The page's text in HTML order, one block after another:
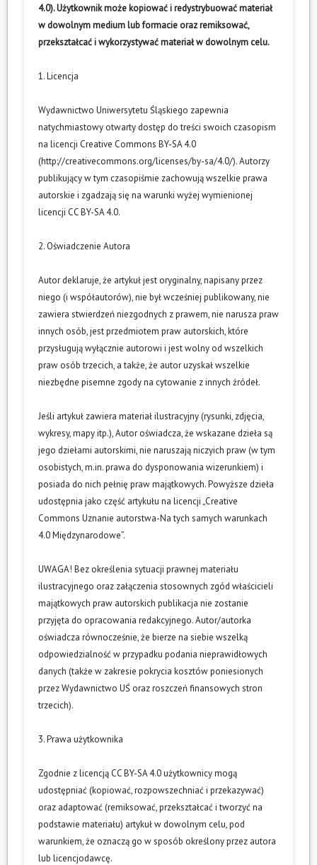
4.0). Użytkownik może kopiować i redystrybuować materiał
w dowolnym medium lub formacie oraz remiksować,
przekształcać i wykorzystywać materiał w dowolnym celu.
1. Licencja
Wydawnictwo Uniwersytetu Śląskiego zapewnia
natychmiastowy otwarty dostęp do treści swoich czasopism
na licencji Creative Commons BY-SA 4.0
(http://creativecommons.org/licenses/by-sa/4.0/). Autorzy
publikujący w tym czasopiśmie zachowują wszelkie prawa
autorskie i zgadzają się na warunki wyżej wymienionej
licencji CC BY-SA 4.0.
2. Oświadczenie Autora
Autor deklaruje, że artykuł jest oryginalny, napisany przez
niego (i współautorów), nie był wcześniej publikowany, nie
zawiera stwierdzeń niezgodnych z prawem, nie narusza praw
innych osób, jest przedmiotem praw autorskich, które
przysługują wyłącznie autorowi i jest wolny od wszelkich
praw osób trzecich, a także, że autor uzyskał wszelkie
niezbędne pisemne zgody na cytowanie z innych źródeł.
Jeśli artykuł zawiera materiał ilustracyjny (rysunki, zdjęcia,
wykresy, mapy itp.), Autor oświadcza, że wskazane dzieła są
jego dziełami autorskimi, nie naruszają niczyich praw (w tym
osobistych, m.in. prawa do dysponowania wizerunkiem) i
posiada do nich pełnię praw majątkowych. Powyższe dzieła
udostępnia jako część artykułu na licencji „Creative
Commons Uznanie autorstwa-Na tych samych warunkach
4.0 Międzynarodowe”.
UWAGA! Bez określenia sytuacji prawnej materiału
ilustracyjnego oraz załączenia stosownych zgód właścicieli
majątkowych praw autorskich publikacja nie zostanie
przyjęta do opracowania redakcyjnego. Autor/autorka
oświadcza równocześnie, że bierze na siebie wszelką
odpowiedzialność w przypadku podania nieprawidłowych
danych (także w zakresie pokrycia kosztów poniesionych
przez Wydawnictwo UŚ oraz roszczeń finansowych stron
trzecich).
3. Prawa użytkownika
Zgodnie z licencją CC BY-SA 4.0 użytkownicy mogą
udostępniać (kopiować, rozpowszechniać i przekazywać)
oraz adaptować (remiksować, przekształcać i tworzyć na
podstawie materiału) artykuł w dowolnym celu, pod
warunkiem, że oznaczą go w sposób określony przez autora
lub licencjodawcę.